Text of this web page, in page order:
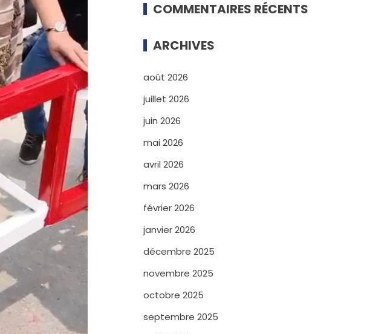
COMMENTAIRES RÉCENTS
ARCHIVES
août 2026
juillet 2026
juin 2026
mai 2026
avril 2026
mars 2026
février 2026
janvier 2026
décembre 2025
novembre 2025
octobre 2025
septembre 2025